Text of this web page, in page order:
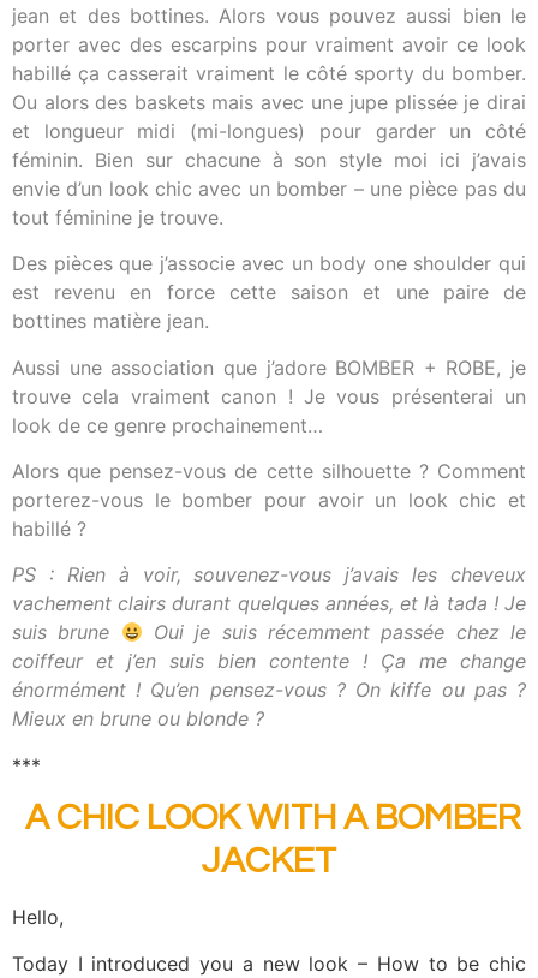
jean et des bottines. Alors vous pouvez aussi bien le
porter avec des escarpins pour vraiment avoir ce look
habillé ça casserait vraiment le côté sporty du bomber.
Ou alors des baskets mais avec une jupe plissée je dirai
et longueur midi (mi-longues) pour garder un côté
féminin. Bien sur chacune à son style moi ici j’avais
envie d’un look chic avec un bomber – une pièce pas du
tout féminine je trouve.
Des pièces que j’associe avec un body one shoulder qui
est revenu en force cette saison et une paire de
bottines matière jean.
Aussi une association que j’adore BOMBER + ROBE, je
trouve cela vraiment canon ! Je vous présenterai un
look de ce genre prochainement…
Alors que pensez-vous de cette silhouette ? Comment
porterez-vous le bomber pour avoir un look chic et
habillé ?
PS : Rien à voir, souvenez-vous j’avais les cheveux
vachement clairs durant quelques années, et là tada ! Je
suis brune
Oui je suis récemment passée chez le
coiffeur et j’en suis bien contente ! Ça me change
énormément ! Qu’en pensez-vous ? On kiffe ou pas ?
Mieux en brune ou blonde ?
***
A CHIC LOOK WITH A BOMBER
JACKET
Hello,
Today I introduced you a new look – How to be chic